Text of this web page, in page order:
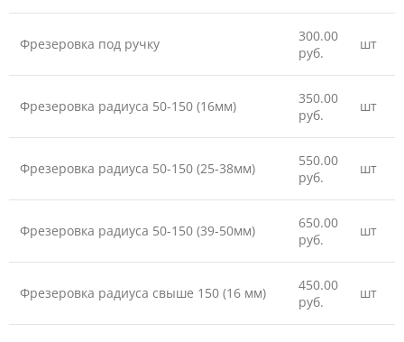
Фрезеровка под ручку
300.00
руб.
шт
Фрезеровка радиуса 50-150 (16мм)
350.00
руб.
шт
Фрезеровка радиуса 50-150 (25-38мм)
550.00
руб.
шт
Фрезеровка радиуса 50-150 (39-50мм)
650.00
руб.
шт
Фрезеровка радиуса свыше 150 (16 мм)
450.00
руб.
шт